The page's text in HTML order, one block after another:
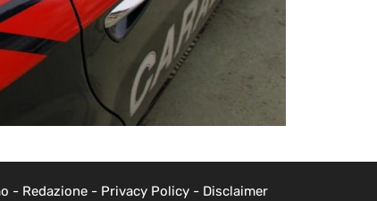
- Redazione- Privacy Policy- Disclaimer